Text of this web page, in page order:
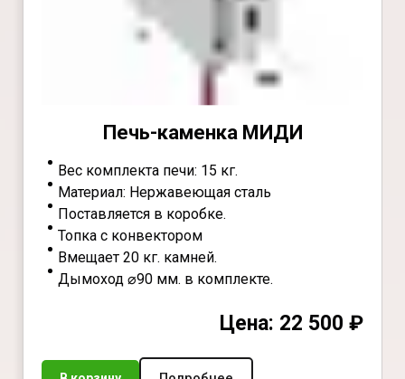
Печь-каменка МИДИ
Вес комплекта печи: 15 кг.
Материал: Нержавеющая сталь
Поставляется в коробке.
Топка с конвектором
Вмещает 20 кг. камней.
Дымоход ⌀90 мм. в комплекте.
Цена: 22 500 ₽